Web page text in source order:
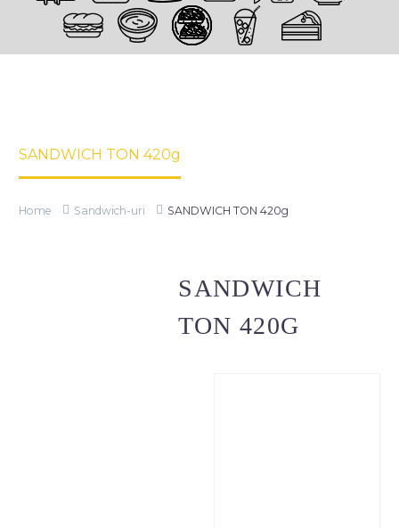
420G
SANDWICH TON 420g
Home Sandwich-uri SANDWICH TON 420g
SANDWICH
TON 420G